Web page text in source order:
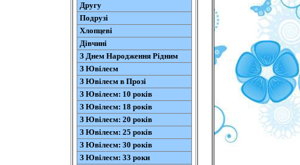
Другу
Подрузі
Хлопцеві
Дівчині
З Днем Народження Рідним
З Ювілеєм
З Ювілеєм в Прозі
З Ювілеєм: 10 років
З Ювілеєм: 18 років
З Ювілеєм: 20 років
З Ювілеєм: 25 років
З Ювілеєм: 30 років
З Ювілеєм: 33 роки